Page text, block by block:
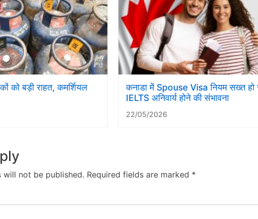
को बड़ी राहत, कमर्शियल
कनाडा में Spouse Visa नियम सख्त
IELTS अनिवार्य होने की संभावना
22/05/2026
will not be published. Required fields are marked *